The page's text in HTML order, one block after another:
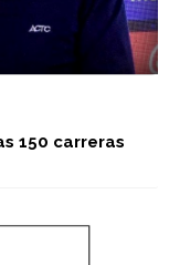
150 carreras